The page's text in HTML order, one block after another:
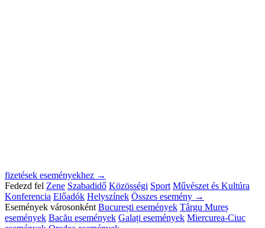
fizetések eseményekhez →
Fedezd fel Zene Szabadidő Közösségi Sport Művészet és Kultúra
Konferencia Előadók Helyszínek Összes esemény →
Események városonként București események Târgu Mureș
események Bacău események Galați események Miercurea-Ciuc